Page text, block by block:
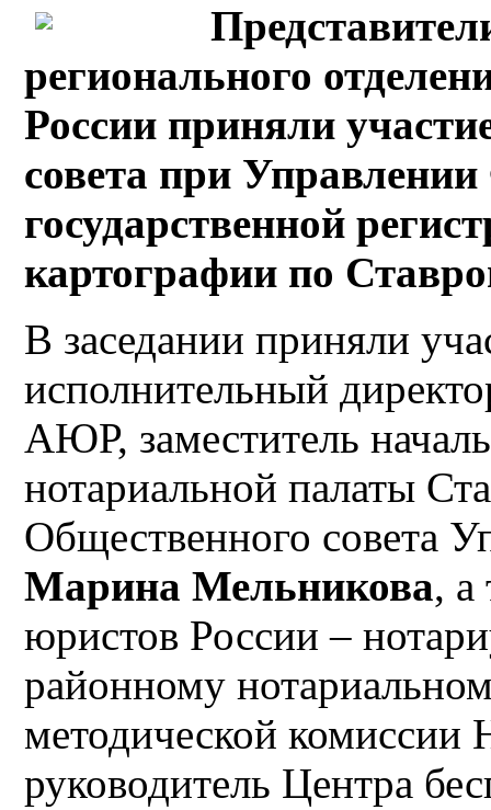
регионального
России приняли
совета при Управлении
государственной
картографии по
В заседании приняли
исполнительный
АЮР, заместитель
нотариальной палаты
Общественного совета
Марина Мельникова, а
юристов России –
районному
методической
руководитель Центра